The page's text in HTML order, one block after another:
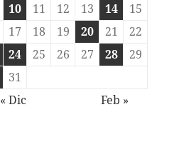
10 11 12 13 14
15
17 18 19 20 21
22
24 25 26 27 28
29
31
« Dic
Feb »